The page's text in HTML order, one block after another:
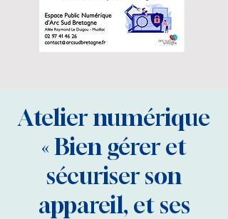
Atelier numérique
« Bien gérer et
sécuriser son
appareil, et ses